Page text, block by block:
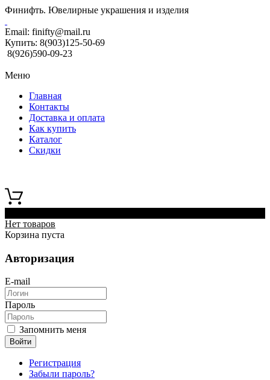
Финифть. Ювелирные украшения и изделия
Email: finifty@mail.ru
Купить: 8(903)125-50-69
8(926)590-09-23
Меню
Главная
Контакты
Доставка и оплата
Как купить
Каталог
Скидки
Нет товаров
Корзина пуста
Авторизация
E-mail
Пароль
Запомнить меня
Войти
Регистрация
Забыли пароль?